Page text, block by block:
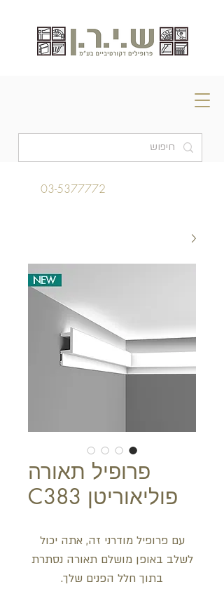
03-5377772
פרופיל תאורה
פוליאוריטן C383
עם פרופיל מודרני זה, אתה יכול
לשלב באופן מושלם תאורה נסתרת
בתוך חלל הפנים שלך.